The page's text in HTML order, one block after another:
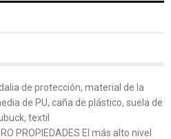
de protección, material de la
de PU, caña de plástico, suela de
textil
PROPIEDADES El más alto nivel